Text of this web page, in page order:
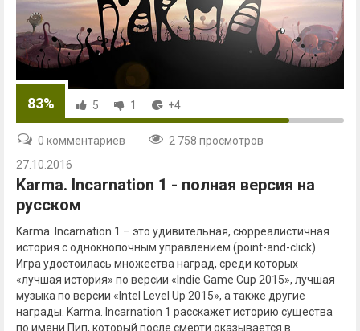
83% 5 1 +4
0 комментариев
2 758 просмотров
27.10.2016
Karma. Incarnation 1 - полная версия на
русском
Karma. Incarnation 1 – это удивительная, сюрреалистичная
история с однокнопочным управлением (point-and-click).
Игра удостоилась множества наград, среди которых
«лучшая история» по версии «Indie Game Cup 2015», лучшая
музыка по версии «Intel Level Up 2015», а также другие
награды. Karma. Incarnation 1 расскажет историю существа
по имени Пип, который после смерти оказывается в